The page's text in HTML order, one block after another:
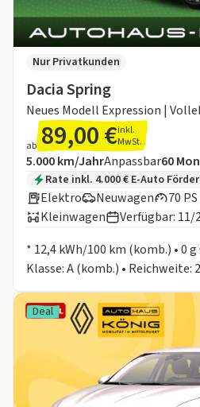
Dacia Spring
Nur Privatkunden
ab 89,00 €inkl.
MwSt.
Angebotsdetails:
Inklusive Laufleistung
5.000 km/JahrAnpassbar60
Zusätzliche
Rate inkl. 4.000 € E-Auto
Elektro Neuwagen 70
Kleinwagen
Verfügbar: 11/
* 12,4 kWh/100 km (komb.) • 0
Klasse: A (komb.) • Reichweite:
Deal